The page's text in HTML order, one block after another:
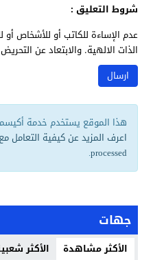
شروط التعليق :
عدم الإساءة للكاتب أو للأشخاص
الذات الالهية. والابتعاد عن
هذا الموقع يستخدم خدمة
اعرف المزيد عن كيفية التعامل
processed
.
جهات
الأكثر مشاهدة الأكثر